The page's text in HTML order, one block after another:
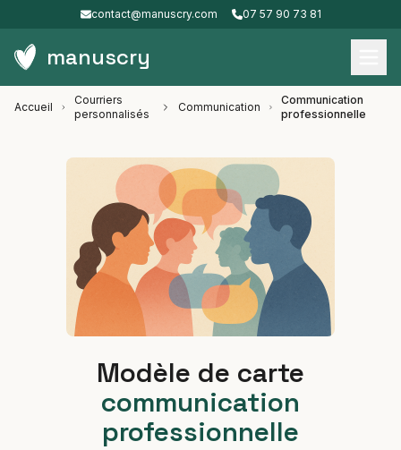
contact@manuscry.com 07 57 90 73 81
manuscry
Accueil
Courriers
personnalisés
Communication
Communication
professionnelle
Modèle de carte
communication
professionnelle